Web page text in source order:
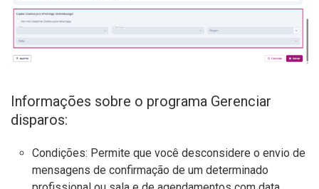
Informações sobre o programa Gerenciar
disparos:
Condições: Permite que você desconsidere o envio de
mensagens de confirmação de um determinado